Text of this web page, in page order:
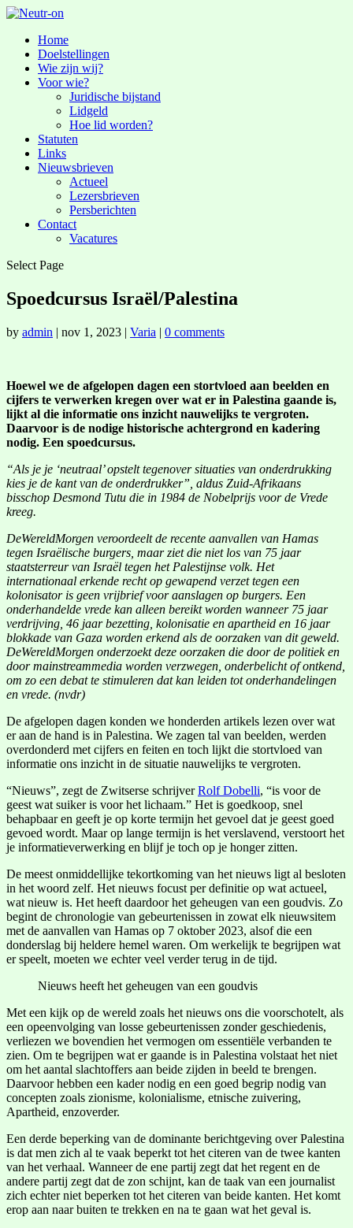
Home
Doelstellingen
Wie zijn wij?
Voor wie?
Juridische bijstand
Lidgeld
Hoe lid worden?
Statuten
Links
Nieuwsbrieven
Actueel
Lezersbrieven
Persberichten
Contact
Vacatures
Select Page
Spoedcursus Israël/Palestina
by admin | nov 1, 2023 | Varia | 0 comments
Hoewel we de afgelopen dagen een stortvloed aan beelden en
cijfers te verwerken kregen over wat er in Palestina gaande is,
lijkt al die informatie ons inzicht nauwelijks te vergroten.
Daarvoor is de nodige historische achtergrond en kadering
nodig. Een spoedcursus.
“Als je je ‘neutraal’ opstelt tegenover situaties van onderdrukking
kies je de kant van de onderdrukker”, aldus Zuid-Afrikaans
bisschop Desmond Tutu die in 1984 de Nobelprijs voor de Vrede
kreeg.
DeWereldMorgen veroordeelt de recente aanvallen van Hamas
tegen Israëlische burgers, maar ziet die niet los van 75 jaar
staatsterreur van Israël tegen het Palestijnse volk. Het
internationaal erkende recht op gewapend verzet tegen een
kolonisator is geen vrijbrief voor aanslagen op burgers. Een
onderhandelde vrede kan alleen bereikt worden wanneer 75 jaar
verdrijving, 46 jaar bezetting, kolonisatie en apartheid en 16 jaar
blokkade van Gaza worden erkend als de oorzaken van dit geweld.
DeWereldMorgen onderzoekt deze oorzaken die door de politiek en
door mainstreammedia worden verzwegen, onderbelicht of ontkend,
om zo een debat te stimuleren dat kan leiden tot onderhandelingen
en vrede. (nvdr)
De afgelopen dagen konden we honderden artikels lezen over wat
er aan de hand is in Palestina. We zagen tal van beelden, werden
overdonderd met cijfers en feiten en toch lijkt die stortvloed van
informatie ons inzicht in de situatie nauwelijks te vergroten.
“Nieuws”, zegt de Zwitserse schrijverRolf Dobelli, “is voor de
geest wat suiker is voor het lichaam.” Het is goedkoop, snel
behapbaar en geeft je op korte termijn het gevoel dat je geest goed
gevoed wordt. Maar op lange termijn is het verslavend, verstoort het
je informatieverwerking en blijf je toch op je honger zitten.
De meest onmiddellijke tekortkoming van het nieuws ligt al besloten
in het woord zelf. Het nieuws focust per definitie op wat actueel,
wat nieuw is. Het heeft daardoor het geheugen van een goudvis. Zo
begint de chronologie van gebeurtenissen in zowat elk nieuwsitem
met de aanvallen van Hamas op 7 oktober 2023, alsof die een
donderslag bij heldere hemel waren. Om werkelijk te begrijpen wat
er speelt, moeten we echter veel verder terug in de tijd.
Nieuws heeft het geheugen van een goudvis
Met een kijk op de wereld zoals het nieuws ons die voorschotelt, als
een opeenvolging van losse gebeurtenissen zonder geschiedenis,
verliezen we bovendien het vermogen om essentiële verbanden te
zien. Om te begrijpen wat er gaande is in Palestina volstaat het niet
om het aantal slachtoffers aan beide zijden in beeld te brengen.
Daarvoor hebben een kader nodig en een goed begrip nodig van
concepten zoals zionisme, kolonialisme, etnische zuivering,
Apartheid, enzoverder.
Een derde beperking van de dominante berichtgeving over Palestina
is dat men zich al te vaak beperkt tot het citeren van de twee kanten
van het verhaal. Wanneer de ene partij zegt dat het regent en de
andere partij zegt dat de zon schijnt, kan de taak van een journalist
zich echter niet beperken tot het citeren van beide kanten. Het komt
erop aan naar buiten te trekken en na te gaan wat het geval is.